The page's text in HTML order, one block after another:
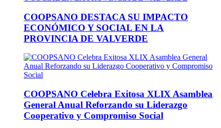
COOPSANO DESTACA SU IMPACTO
ECONÓMICO Y SOCIAL EN LA
PROVINCIA DE VALVERDE
COOPSANO Celebra Exitosa XLIX Asamblea
General Anual Reforzando su Liderazgo
Cooperativo y Compromiso Social